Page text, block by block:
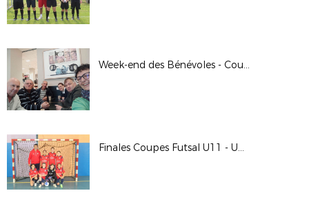
Week-end des Bénévoles - Coupe de France - 2022/2023
Finales Coupes Futsal U11 - U13 - U14 / U17 F - 2022/2023